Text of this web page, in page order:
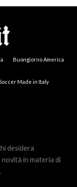
Buongiorno America
Made in Italy
desidera
in materia di